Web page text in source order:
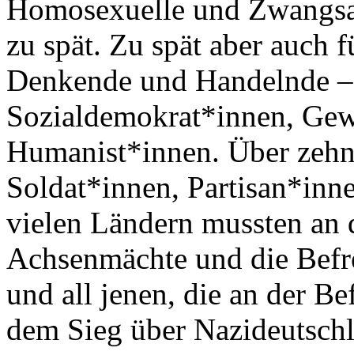
Homosexuelle und
zu spät. Zu spät aber auch
Denkende und Handelnde
Sozialdemokrat*innen,
Humanist*innen. Über
Soldat*innen,
vielen Ländern mussten
Achsenmächte und die
und all jenen, die an der
dem Sieg über